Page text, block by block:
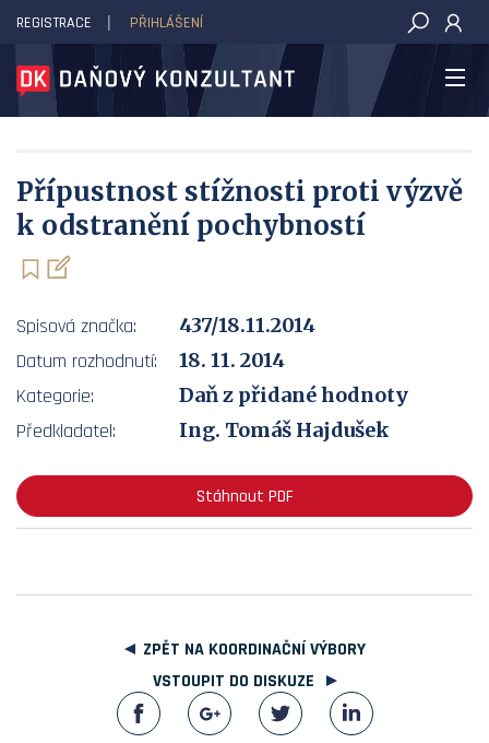
DAŇOVÝ KONZULTANT
REGISTRACE PŘIHLÁŠENÍ
Přípustnost stížnosti proti výzvě
k odstranění pochybností
Spisová značka:
437/18.11.2014
Datum rozhodnutí:
18. 11. 2014
Kategorie:
Daň z přidané hodnoty
Předkladatel:
Ing. Tomáš Hajdušek
Stáhnout PDF
ZPĚT NA KOORDINAČNÍ VÝBORY
VSTOUPIT DO DISKUZE